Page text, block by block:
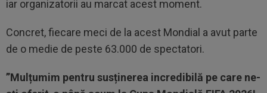
iar organizatorii au marcat acest moment.
Concret, fiecare meci de la acest Mondial a avut parte
de o medie de peste 63.000 de spectatori.
”Mulțumim pentru susținerea incredibilă pe care ne-